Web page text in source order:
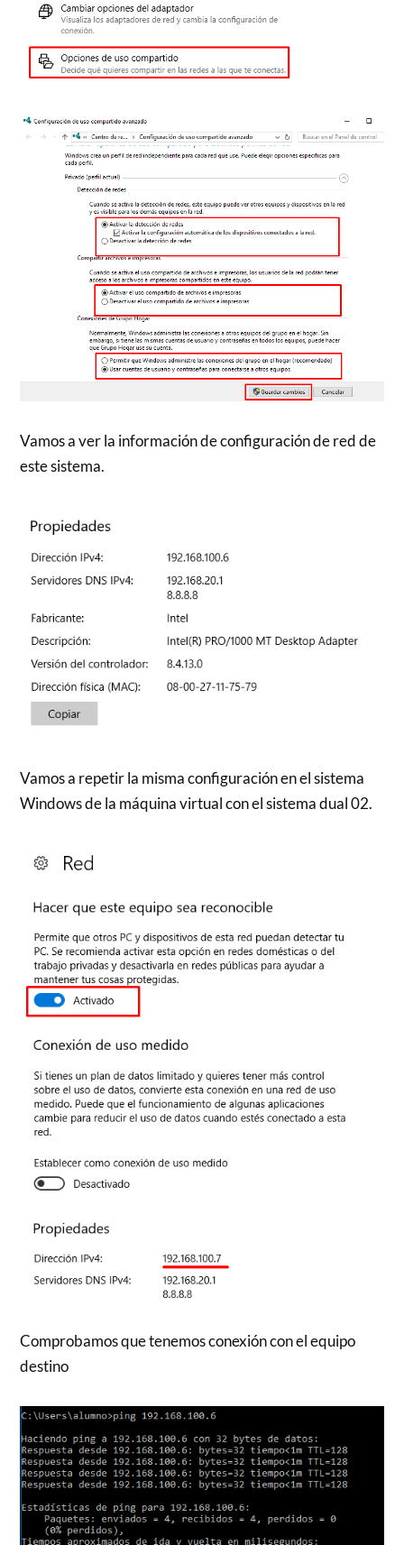
Vamos a ver la información de configuración de red de
este sistema.
Vamos a repetir la misma configuración en el sistema
Windows de la máquina virtual con el sistema dual 02.
Comprobamos que tenemos conexión con el equipo
destino